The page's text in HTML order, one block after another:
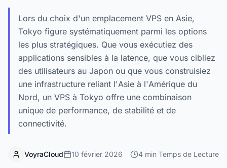
Lors du choix d'un emplacement VPS en Asie,
Tokyo figure systématiquement parmi les options
les plus stratégiques. Que vous exécutiez des
applications sensibles à la latence, que vous cibliez
des utilisateurs au Japon ou que vous construisiez
une infrastructure reliant l'Asie à l'Amérique du
Nord, un VPS à Tokyo offre une combinaison
unique de performance, de stabilité et de
connectivité.
VoyraCloud 10 février 2026 4 min Temps de Lecture